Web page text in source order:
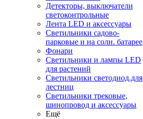
Детекторы, выключатели
светоконтрольные
Лента LED и аксессуары
Светильники садово-
парковые и на солн. батарее
Фонари
Светильники и лампы LED
для растений
Светильники светодиод.для
лестниц
Светильники трековые,
шинопровод и аксессуары
Ещё